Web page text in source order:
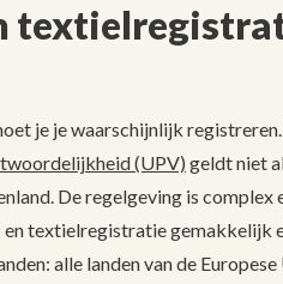
je je waarschijnlijk
(UPV) geldt niet
De regelgeving is complex
en textielregistratie gemakkelijk
alle landen van de Europese